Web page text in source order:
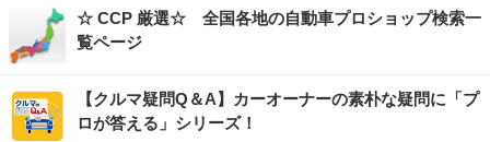
☆ CCP 厳選☆ 全国各地の自動車プロショップ検索一
覧ページ
【クルマ疑問Q＆A】カーオーナーの素朴な疑問に「プ
ロが答える」シリーズ！